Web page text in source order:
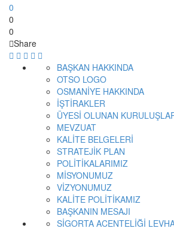
0
0
0
Share
BAŞKAN HAKKINDA
OTSO LOGO
OSMANİYE HAKKINDA
İŞTİRAKLER
ÜYESİ OLUNAN
MEVZUAT
KALİTE BELGELERİ
STRATEJİK PLAN
POLİTİKALARIMIZ
MİSYONUMUZ
VİZYONUMUZ
KALİTE POLİTİKAMIZ
BAŞKANIN MESAJI
SİGORTA ACENTELİĞİ